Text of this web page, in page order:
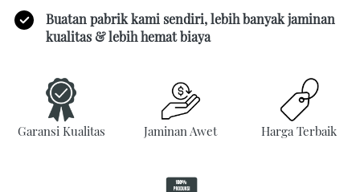
Buatan pabrik kami sendiri, lebih banyak jaminan
kualitas & lebih hemat biaya
Garansi Kualitas Jaminan Awet Harga Terbaik